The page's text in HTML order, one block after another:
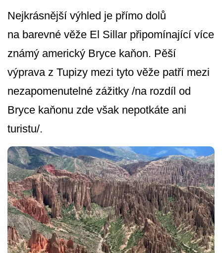
Nejkrásnější výhled je přímo dolů
na barevné věže El Sillar připomínající více
známý americký Bryce kaňon. Pěší
výprava z Tupizy mezi tyto věže patří mezi
nezapomenutelné zážitky /na rozdíl od
Bryce kaňonu zde však nepotkáte ani
turistu/.